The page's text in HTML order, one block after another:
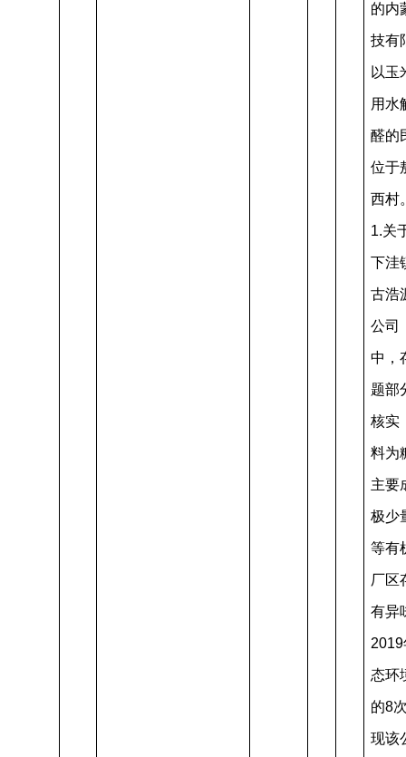
的内
技有
以玉
用水
醛的
位于
西村
1.关
下洼
古浩
公司
中，
题部
核实
料为
主要
极少
等有
厂区
有异
态环
的8
现该